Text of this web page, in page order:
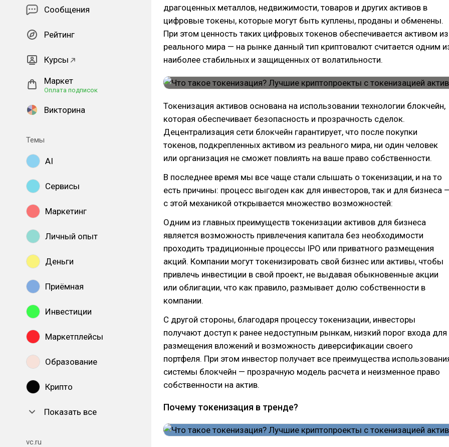
Сообщения
Рейтинг
Курсы
Маркет
Оплата подписок
Викторина
Темы
AI
Сервисы
Маркетинг
Личный опыт
Деньги
Приёмная
Инвестиции
Маркетплейсы
Образование
Крипто
Показать все
vc.ru
драгоценных металлов, недвижимости, товаров и других активов в
цифровые токены, которые могут быть куплены, проданы и обменены.
При этом ценность таких цифровых токенов обеспечивается активом из
реального мира — на рынке данный тип криптовалют считается одним
наиболее стабильных и защищенных от волатильности.
Токенизация активов основана на использовании технологии блокчейн,
которая обеспечивает безопасность и прозрачность сделок.
Децентрализация сети блокчейн гарантирует, что после покупки
токенов, подкрепленных активом из реального мира, ни один человек
или организация не сможет повлиять на ваше право собственности.
В последнее время мы все чаще стали слышать о токенизации, и на то
есть причины: процесс выгоден как для инвесторов, так и для бизнеса
с этой механикой открывается множество возможностей:
Одним из главных преимуществ токенизации активов для бизнеса
является возможность привлечения капитала без необходимости
проходить традиционные процессы IPO или приватного размещения
акций. Компании могут токенизировать свой бизнес или активы, чтобы
привлечь инвестиции в свой проект, не выдавая обыкновенные акции
или облигации, что как правило, размывает долю собственности в
компании.
С другой стороны, благодаря процессу токенизации, инвесторы
получают доступ к ранее недоступным рынкам, низкий порог входа для
размещения вложений и возможность диверсификации своего
портфеля. При этом инвестор получает все преимущества
системы блокчейн — прозрачную модель расчета и неизменное право
собственности на актив.
Почему токенизация в тренде?